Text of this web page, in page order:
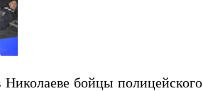
бойцы полицейского